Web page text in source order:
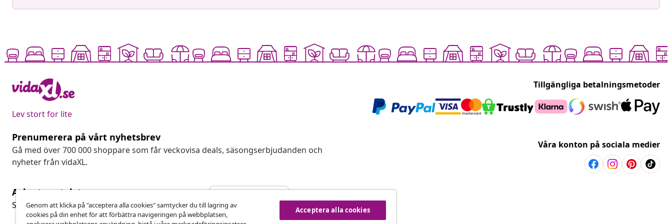
Lev stort for lite
Tillgängliga betalningsmetoder
Prenumerera på vårt nyhetsbrev
Gå med över 700 000 shoppare som får veckovisa deals, säsongserbjudanden och
nyheter från vidaXL.
Våra konton på sociala medier
Avbryta avtalet
Skicka in en begäran om uttag för din beställning.
Avbryta avtalet
Genom att klicka på "acceptera alla cookies" samtycker du till lagring av
cookies på din enhet för att förbättra navigeringen på webbplatsen,
Acceptera alla cookies